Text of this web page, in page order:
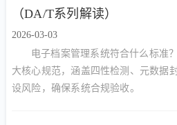
（DA/T系列解读）
2026-03-03
电子档案管理系统符合什么标准
大核心规范，涵盖四性检测、元数据
设风险，确保系统合规验收。